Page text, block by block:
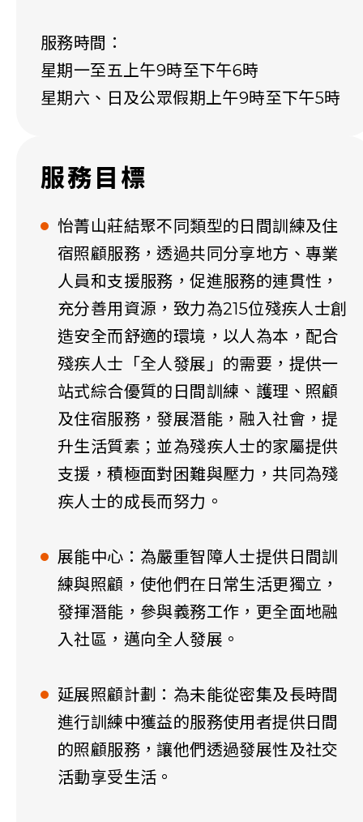
服務時間：
星期一至五上午9時至下午6時
星期六、日及公眾假期上午9時至下午5時
服務目標
怡菁山莊結聚不同類型的日間訓練及住
宿照顧服務，透過共同分享地方、專業
人員和支援服務，促進服務的連貫性，
充分善用資源，致力為215位殘疾人士創
造安全而舒適的環境，以人為本，配合
殘疾人士「全人發展」的需要，提供一
站式綜合優質的日間訓練、護理、照顧
及住宿服務，發展潛能，融入社會，提
升生活質素；並為殘疾人士的家屬提供
支援，積極面對困難與壓力，共同為殘
疾人士的成長而努力。
展能中心：為嚴重智障人士提供日間訓
練與照顧，使他們在日常生活更獨立，
發揮潛能，參與義務工作，更全面地融
入社區，邁向全人發展。
延展照顧計劃：為未能從密集及長時間
進行訓練中獲益的服務使用者提供日間
的照顧服務，讓他們透過發展性及社交
活動享受生活。